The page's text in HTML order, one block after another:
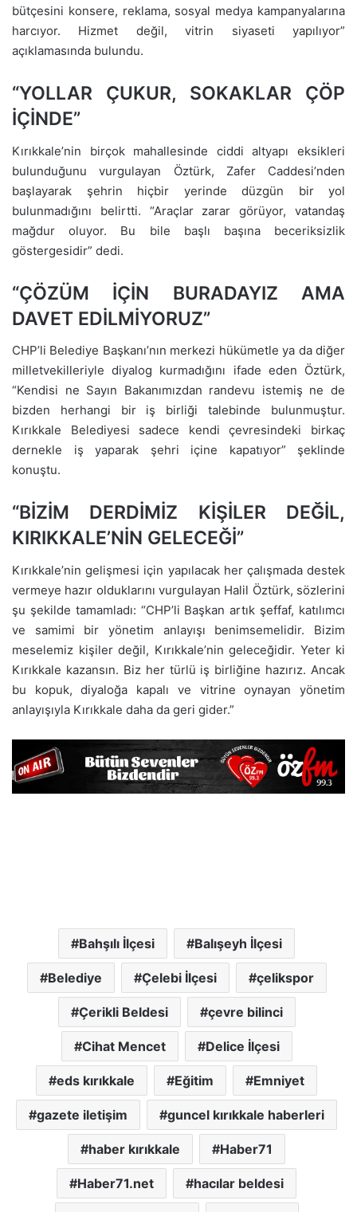
bütçesini konsere, reklama, sosyal medya kampanyalarına
harcıyor. Hizmet değil, vitrin siyaseti yapılıyor”
açıklamasında bulundu.
“YOLLAR ÇUKUR, SOKAKLAR ÇÖP
İÇİNDE”
Kırıkkale’nin birçok mahallesinde ciddi altyapı eksikleri
bulunduğunu vurgulayan Öztürk, Zafer Caddesi’nden
başlayarak şehrin hiçbir yerinde düzgün bir yol
bulunmadığını belirtti. “Araçlar zarar görüyor, vatandaş
mağdur oluyor. Bu bile başlı başına beceriksizlik
göstergesidir” dedi.
“ÇÖZÜM İÇİN BURADAYIZ AMA
DAVET EDİLMİYORUZ”
CHP’li Belediye Başkanı’nın merkezi hükümetle ya da diğer
milletvekilleriyle diyalog kurmadığını ifade eden Öztürk,
“Kendisi ne Sayın Bakanımızdan randevu istemiş ne de
bizden herhangi bir iş birliği talebinde bulunmuştur.
Kırıkkale Belediyesi sadece kendi çevresindeki birkaç
dernekle iş yaparak şehri içine kapatıyor” şeklinde
konuştu.
“BİZİM DERDİMİZ KİŞİLER DEĞİL,
KIRIKKALE’NİN GELECEĞİ”
Kırıkkale’nin gelişmesi için yapılacak her çalışmada destek
vermeye hazır olduklarını vurgulayan Halil Öztürk, sözlerini
şu şekilde tamamladı: “CHP’li Başkan artık şeffaf, katılımcı
ve samimi bir yönetim anlayışı benimsemelidir. Bizim
meselemiz kişiler değil, Kırıkkale’nin geleceğidir. Yeter ki
Kırıkkale kazansın. Biz her türlü iş birliğine hazırız. Ancak
bu kopuk, diyaloğa kapalı ve vitrine oynayan yönetim
anlayışıyla Kırıkkale daha da geri gider.”
Bahşılı İlçesi Balışeyh İlçesi
Belediye Çelebi İlçesi çelikspor
Çerikli Beldesi çevre bilinci
Cihat Mencet Delice İlçesi
eds kırıkkale Eğitim Emniyet
gazete iletişim guncel kırıkkale haberleri
haber kırıkkale Haber71
Haber71.net hacılar beldesi